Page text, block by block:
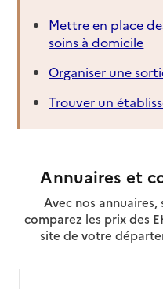
Mettre en place
soins à domicile
Organiser une
Trouver un
Annuaires et
Avec nos
comparez les prix des
site de votre